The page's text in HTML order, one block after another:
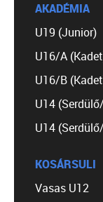
AKADÉMIA
U19 (Junior)
U16/A
U16/B
U14
U14
KOSÁRSULI
Vasas U12